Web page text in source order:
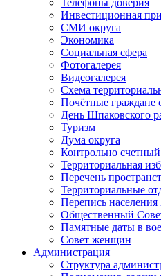
Телефоны доверия
Инвестиционная
СМИ округа
Экономика
Социальная сфера
Фотогалерея
Видеогалерея
Схема
Почётные граждане
День Шпаковского
Туризм
Дума округа
Контрольно
Территориальная
Перечень
Территориальные
Перепись населения
Общественный
Памятные даты в
Совет женщин
Администрация
Структура